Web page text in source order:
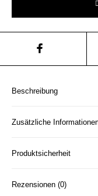
Beschreibung
Zusätzliche
Produktsicherheit
Rezensionen (0)